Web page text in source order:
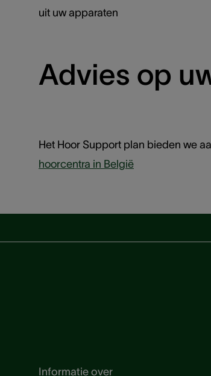
uit uw apparaten
Advies op
Het Hoor Support plan bieden we
hoorcentra in België
Informatie over